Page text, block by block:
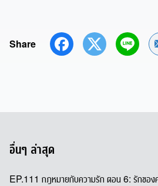
Share
อื่นๆ ล่าสุด
EP.111 กฎหมายกับความรัก ตอน 6: รักของ